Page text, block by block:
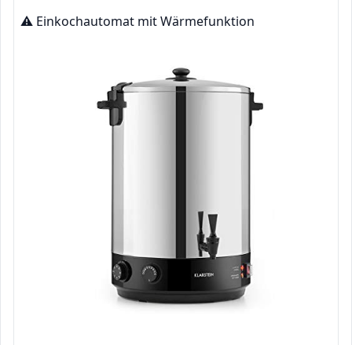
⚠️ Einkochautomat mit Wärmefunktion